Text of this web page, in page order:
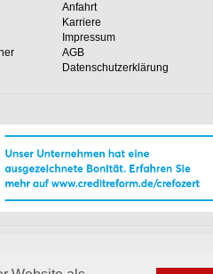
Anfahrt
Karriere
Impressum
AGB
Datenschutzerklärung
+49 02364 50499-0